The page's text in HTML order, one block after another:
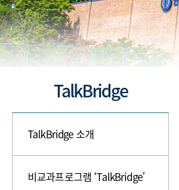
TalkBridge
TalkBridge 소개
비교과프로그램 ‘TalkBridge’